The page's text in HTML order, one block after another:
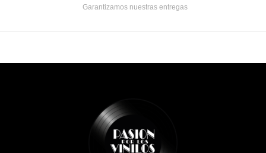
Garantizamos nuestras entregas